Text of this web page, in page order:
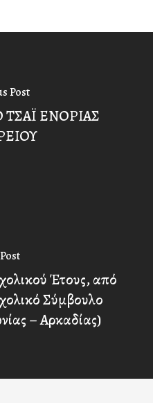
Post
ΕΝΟΡΙΑΣ
Έτους, από
Σύμβουλο
– Αρκαδίας)